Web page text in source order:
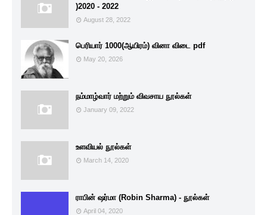
)2020 - 2022
August 28, 2022
பெரியார் 1000(ஆயிரம்) வினா விடை pdf
May 20, 2026
நம்மாழ்வார் மற்றும் விவசாய நூல்கள்
January 09, 2022
உளவியல் நூல்கள்
March 14, 2020
ராபின் ஷர்மா (Robin Sharma) - நூல்கள்
April 04, 2020